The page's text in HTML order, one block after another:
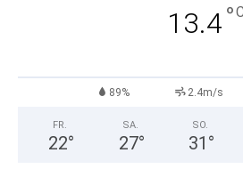
13.4°
89% 2.4m/s
FR.
22°
SA.
27°
SO.
31 °